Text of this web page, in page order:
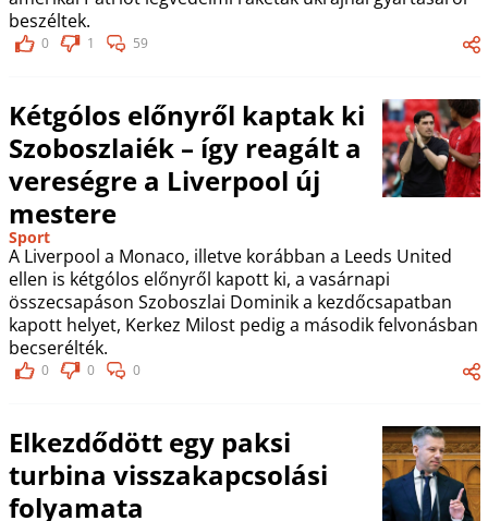
beszéltek.
0 1 59
Kétgólos előnyről kaptak ki
Szoboszlaiék – így reagált a
vereségre a Liverpool új
mestere
Sport
A Liverpool a Monaco, illetve korábban a Leeds United
ellen is kétgólos előnyről kapott ki, a vasárnapi
összecsapáson Szoboszlai Dominik a kezdőcsapatban
kapott helyet, Kerkez Milost pedig a második felvonásban
becserélték.
0 0 0
Elkezdődött egy paksi
turbina visszakapcsolási
folyamata